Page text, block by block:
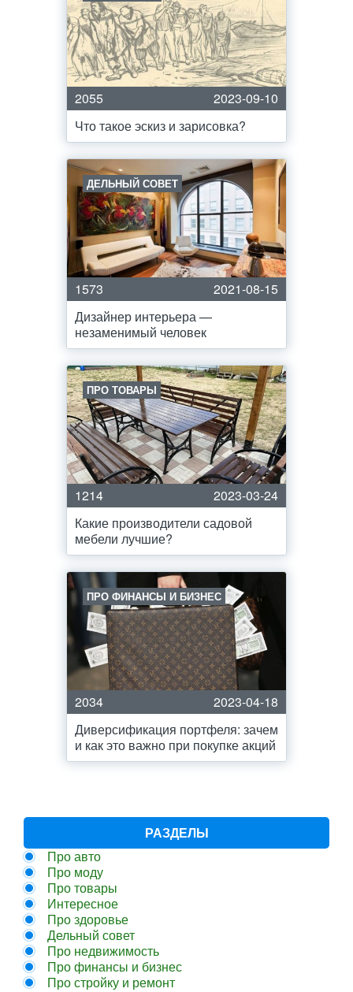
2055
2023-09-10
Что такое эскиз и зарисовка?
ДЕЛЬНЫЙ СОВЕТ
1573
2021-08-15
Дизайнер интерьера —
незаменимый человек
ПРО ТОВАРЫ
1214
2023-03-24
Какие производители садовой
мебели лучшие?
ПРО ФИНАНСЫ И БИЗНЕС
2034
2023-04-18
Диверсификация портфеля: зачем
и как это важно при покупке акций
РАЗДЕЛЫ
Про авто
Про моду
Про товары
Интересное
Про здоровье
Дельный совет
Про недвижимость
Про финансы и бизнес
Про стройку и ремонт